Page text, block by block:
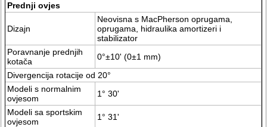
Prednji ovjes
Dizajn
Neovisna s MacPherson oprugama,
oprugama, hidraulika amortizeri i
stabilizator
Poravnanje prednjih
kotača
0°±10' (0±1 mm)
Divergencija rotacije od 20°
Modeli s normalnim
ovjesom
1° 30'
Modeli sa sportskim
ovjesom
1° 31'